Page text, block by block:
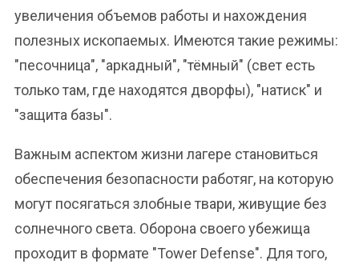
увеличения объемов работы и нахождения
полезных ископаемых. Имеются такие режимы:
"песочница", "аркадный", "тёмный" (свет есть
только там, где находятся дворфы), "натиск" и
"защита базы".
Важным аспектом жизни лагере становиться
обеспечения безопасности работяг, на которую
могут посягаться злобные твари, живущие без
солнечного света. Оборона своего убежища
проходит в формате "Tower Defense". Для того,